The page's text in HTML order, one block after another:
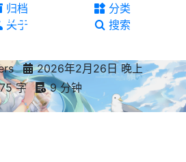
归档
分类
关于
搜索
2026年2月26日 晚上
字
9 分钟